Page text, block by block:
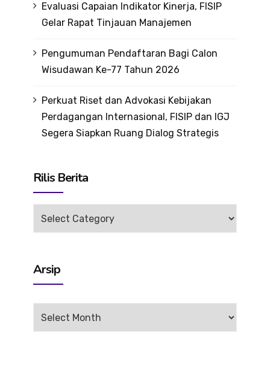
Evaluasi Capaian Indikator Kinerja, FISIP
Gelar Rapat Tinjauan Manajemen
Pengumuman Pendaftaran Bagi Calon
Wisudawan Ke-77 Tahun 2026
Perkuat Riset dan Advokasi Kebijakan
Perdagangan Internasional, FISIP dan IGJ
Segera Siapkan Ruang Dialog Strategis
Rilis Berita
Rilis
Arsip
Arsip